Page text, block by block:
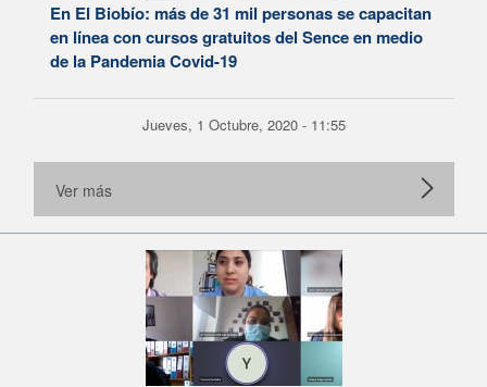
En El Biobío: más de 31 mil personas se capacitan
en línea con cursos gratuitos del Sence en medio
de la Pandemia Covid-19
Jueves, 1 Octubre, 2020 - 11:55
Ver más